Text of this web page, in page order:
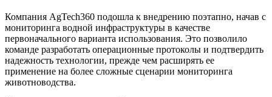
Компания AgTech360 подошла к внедрению поэтапно, начав с
мониторинга водной инфраструктуры в качестве
первоначального варианта использования. Это позволило
команде разработать операционные протоколы и подтвердить
надежность технологии, прежде чем расширять ее
применение на более сложные сценарии мониторинга
животноводства.